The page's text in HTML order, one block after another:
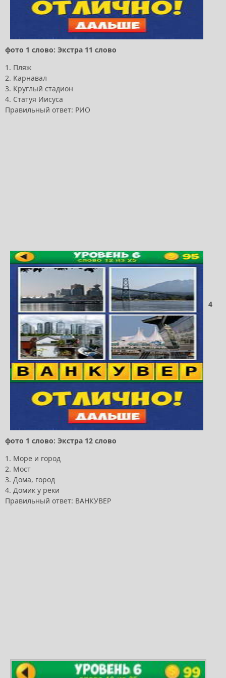
фото 1 слово: Экстра 11 слово
1. Пляж
2. Карнавал
3. Круглый стадион
4. Статуя Иисуса
Правильный ответ: РИО
4
фото 1 слово: Экстра 12 слово
1. Море и город
2. Мост
3. Дома, город
4. Домик у реки
Правильный ответ: ВАНКУВЕР